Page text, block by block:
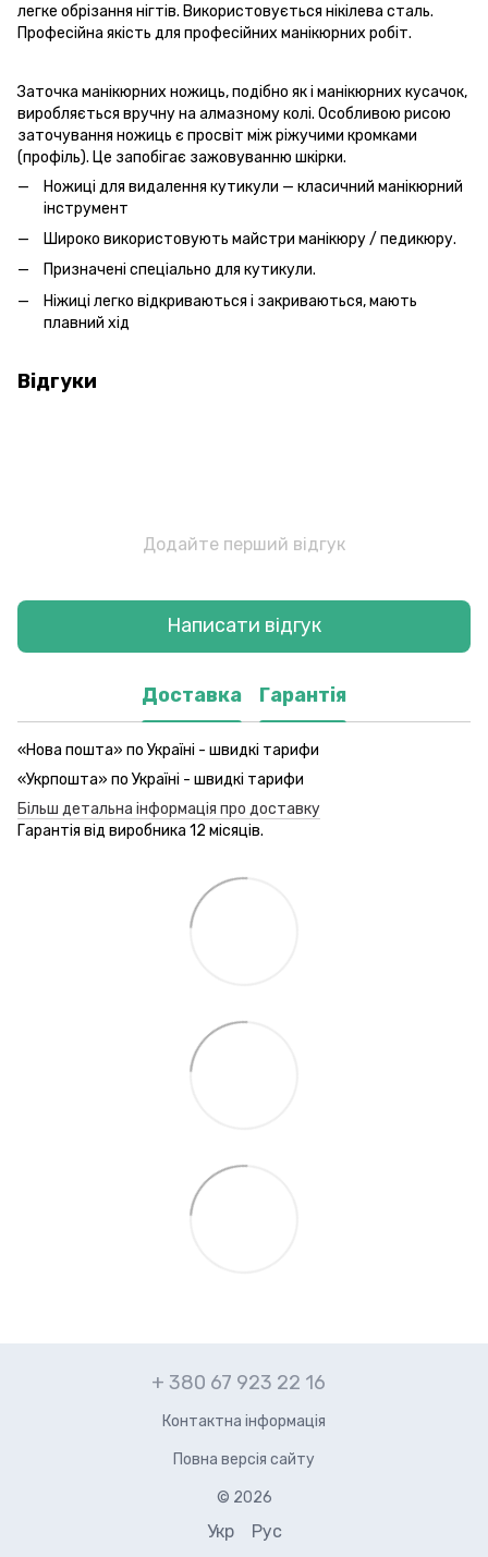
легке обрізання нігтів. Використовується нікілева сталь.
Професійна якість для професійних манікюрних робіт.
Заточка манікюрних ножиць, подібно як і манікюрних кусачок,
виробляється вручну на алмазному колі. Особливою рисою
заточування ножиць є просвіт між ріжучими кромками
(профіль). Це запобігає зажовуванню шкірки.
Ножиці для видалення кутикули — класичний манікюрний
інструмент
Широко використовують майстри манікюру / педикюру.
Призначені спеціально для кутикули.
Ніжиці легко відкриваються і закриваються, мають
плавний хід
Відгуки
Додайте перший відгук
Написати відгук
Доставка Гарантія
«Нова пошта» по Україні - швидкі тарифи
«Укрпошта» по Україні - швидкі тарифи
Більш детальна інформація про доставку
Гарантія від виробника 12 місяців.
+ 380 67 923 22 16
Контактна інформація
Повна версія сайту
© 2026
Укр Рус